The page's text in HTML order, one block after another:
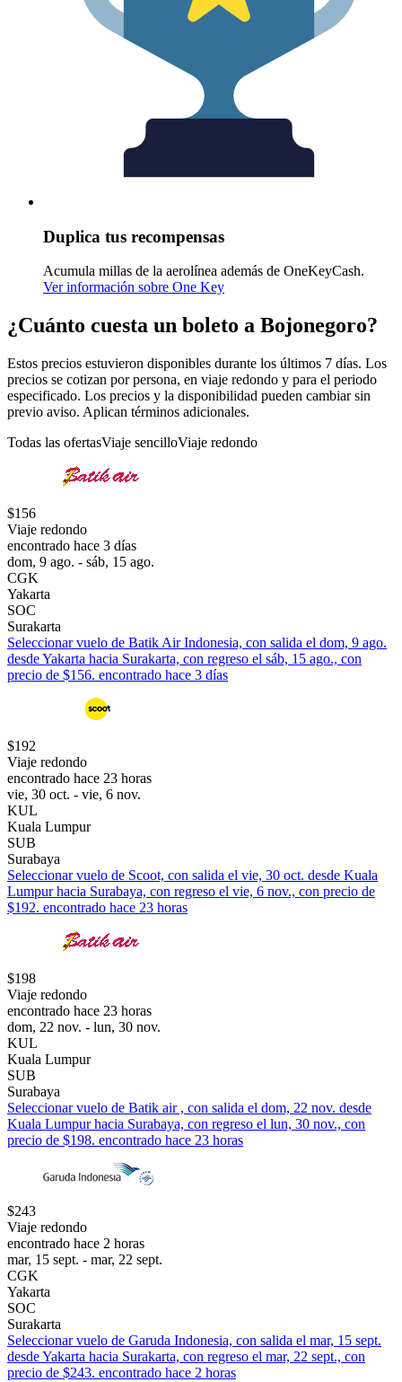
Duplica tus recompensas
Acumula millas de la aerolínea además de OneKeyCash.
Ver información sobre One Key
¿Cuánto cuesta un boleto a Bojonegoro?
Estos precios estuvieron disponibles durante los últimos 7 días. Los
precios se cotizan por persona, en viaje redondo y para el periodo
especificado. Los precios y la disponibilidad pueden cambiar sin
previo aviso. Aplican términos adicionales.
Todas las ofertasViaje sencilloViaje redondo
$156
Viaje redondo
encontrado hace 3 días
dom, 9 ago. - sáb, 15 ago.
CGK
Yakarta
SOC
Surakarta
Seleccionar vuelo de Batik Air Indonesia, con salida el dom, 9 ago.
desde Yakarta hacia Surakarta, con regreso el sáb, 15 ago., con
precio de $156. encontrado hace 3 días
$192
Viaje redondo
encontrado hace 23 horas
vie, 30 oct. - vie, 6 nov.
KUL
Kuala Lumpur
SUB
Surabaya
Seleccionar vuelo de Scoot, con salida el vie, 30 oct. desde Kuala
Lumpur hacia Surabaya, con regreso el vie, 6 nov., con precio de
$192. encontrado hace 23 horas
$198
Viaje redondo
encontrado hace 23 horas
dom, 22 nov. - lun, 30 nov.
KUL
Kuala Lumpur
SUB
Surabaya
Seleccionar vuelo de Batik air , con salida el dom, 22 nov. desde
Kuala Lumpur hacia Surabaya, con regreso el lun, 30 nov., con
precio de $198. encontrado hace 23 horas
$243
Viaje redondo
encontrado hace 2 horas
mar, 15 sept. - mar, 22 sept.
CGK
Yakarta
SOC
Surakarta
Seleccionar vuelo de Garuda Indonesia, con salida el mar, 15 sept.
desde Yakarta hacia Surakarta, con regreso el mar, 22 sept., con
precio de $243. encontrado hace 2 horas